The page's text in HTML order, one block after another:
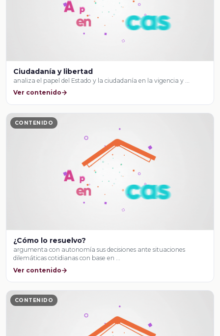
Ciudadanía y libertad
analiza el papel del Estado y la ciudadanía en la vigencia y …
Ver contenido
CONTENIDO
¿Cómo lo resuelvo?
argumenta con autonomía sus decisiones ante situaciones
dilemáticas cotidianas con base en …
Ver contenido
CONTENIDO